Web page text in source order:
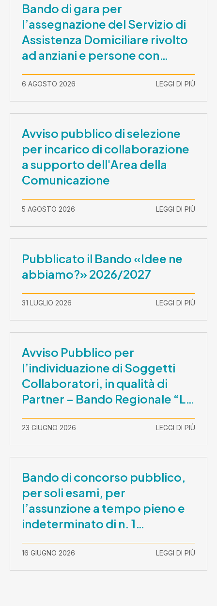
Bando di gara per
l’assegnazione del Servizio di
Assistenza Domiciliare rivolto
ad anziani e persone con
2026-30 settembre 2029
6 AGOSTO 2026 LEGGI DI PIÙ
Avviso pubblico di selezione
per incarico di collaborazione
a supporto dell'Area della
Comunicazione
5 AGOSTO 2026 LEGGI DI PIÙ
Pubblicato il Bando «Idee ne
abbiamo?» 2026/2027
31 LUGLIO 2026 LEGGI DI PIÙ
Avviso Pubblico per
l’individuazione di Soggetti
Collaboratori, in qualità di
Partner – Bando Regionale “La
Lombardia è dei Giovani 2026”
– CUP E81B26000210003
23 GIUGNO 2026 LEGGI DI PIÙ
Bando di concorso pubblico,
per soli esami, per
l’assunzione a tempo pieno e
indeterminato di n. 1
Assistente Sociale –
Comunicazione prova scritta e
prova orale
16 GIUGNO 2026 LEGGI DI PIÙ